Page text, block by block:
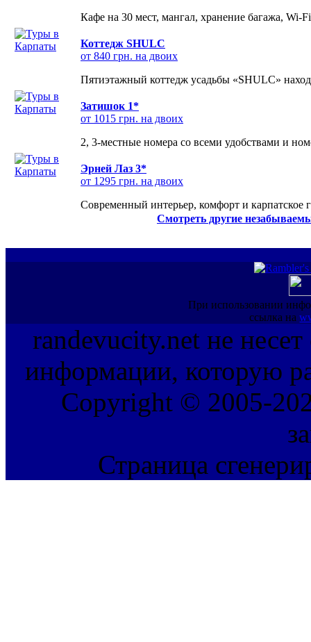
Кафе на 30 мест, мангал, хранение багажа, Wi-
Коттедж SHULC
от 840 грн. на двоих
Пятиэтажный коттедж усадьбы «SHULC»
Затишок 1*
от 1015 грн. на двоих
2, 3-местные номера со всеми удобствами и
Эрней Лаз 3*
от 1295 грн. на двоих
Современный интерьер, комфорт и карпатское
Смотреть другие
При использовании
ссылка на
randevucity.net не несет
информации, которую
Copyright © 2005-
Страница